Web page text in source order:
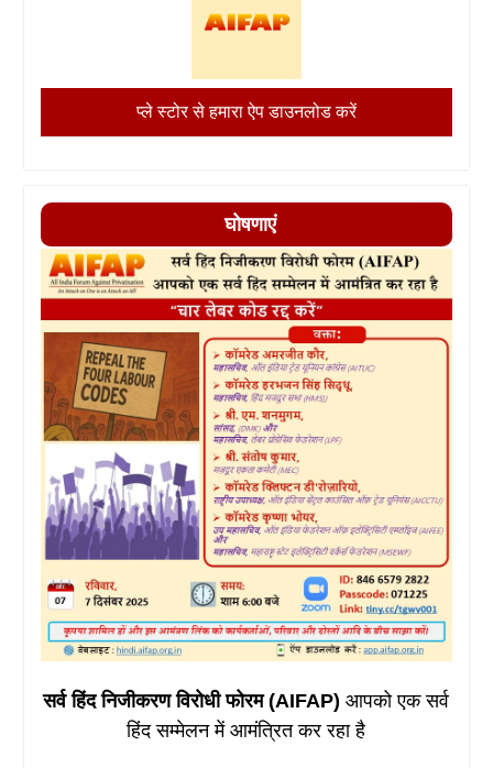
प्ले स्टोर से हमारा ऐप डाउनलोड करें
घोषणाएं
सर्व हिंद निजीकरण विरोधी फोरम (AIFAP)आपको एक सर्व
हिंद सम्मेलन में आमंत्रित कर रहा है